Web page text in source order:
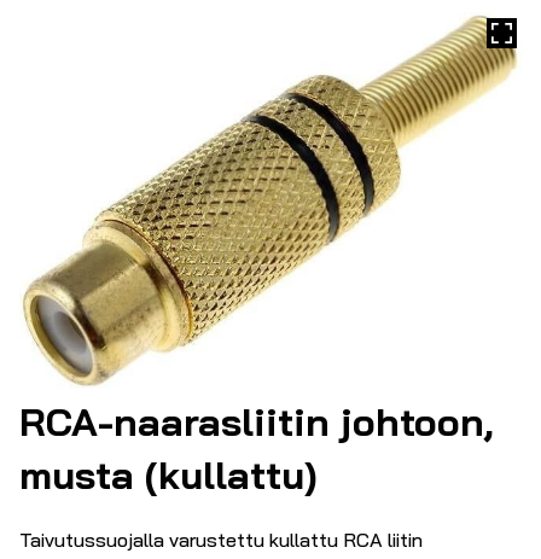
RCA-naarasliitin johtoon,
musta (kullattu)
Taivutussuojalla varustettu kullattu RCA liitin